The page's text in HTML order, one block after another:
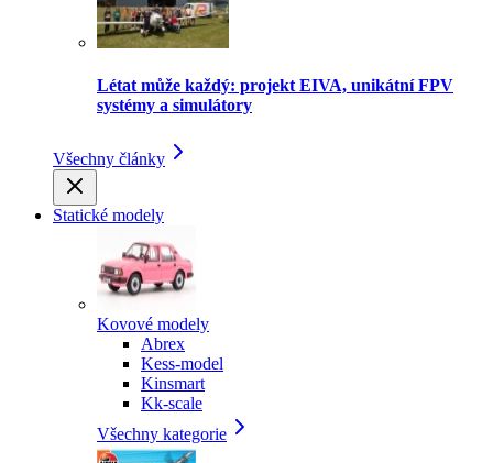
Létat může každý: projekt EIVA, unikátní FPV
systémy a simulátory
Všechny články
Statické modely
Kovové modely
Abrex
Kess-model
Kinsmart
Kk-scale
Všechny kategorie